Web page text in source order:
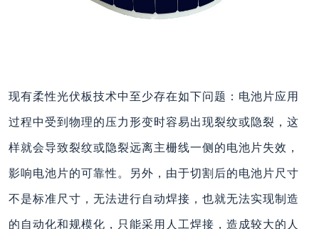
现有柔性光伏板技术中至少存在如下问题：电池片应用
过程中受到物理的压力形变时容易出现裂纹或隐裂，这
样就会导致裂纹或隐裂远离主栅线一侧的电池片失效，
影响电池片的可靠性。另外，由于切割后的电池片尺寸
不是标准尺寸，无法进行自动焊接，也就无法实现制造
的自动化和规模化，只能采用人工焊接，造成较大的人